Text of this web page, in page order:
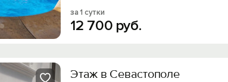
за 1 сутки
12 700 руб.
Этаж в Севастополе